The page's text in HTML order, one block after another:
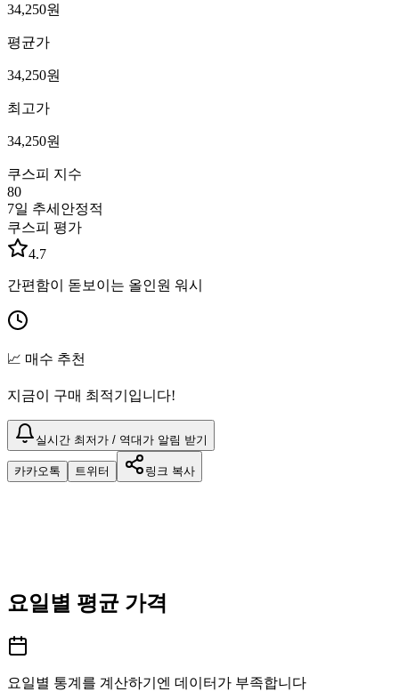
34,250원
평균가
34,250원
최고가
34,250원
쿠스피 지수
80
7일 추세 안정적
쿠스피 평가
4.7
간편함이 돋보이는 올인원 워시
📈 매수 추천
지금이 구매 최적기입니다!
실시간 최저가 / 역대가 알림 받기
카카오톡 트위터 링크 복사
요일별 평균 가격
요일별 통계를 계산하기엔 데이터가 부족합니다